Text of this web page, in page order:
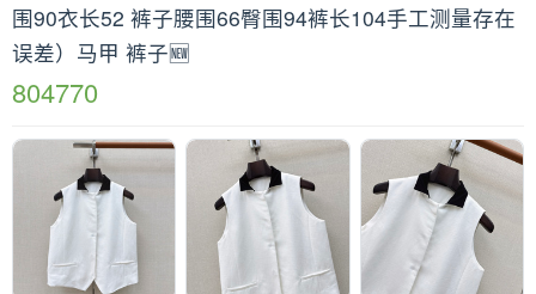
围90衣长52 裤子腰围66臀围94裤长104手工测量存在
误差）马甲 裤子🆕
804770